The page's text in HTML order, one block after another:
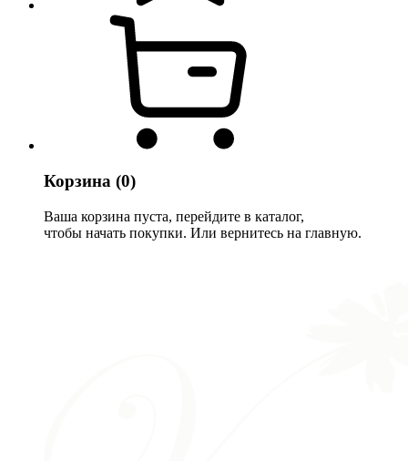
Корзина (0)
Ваша корзина пуста, перейдите в каталог,
чтобы начать покупки. Или вернитесь на главную.